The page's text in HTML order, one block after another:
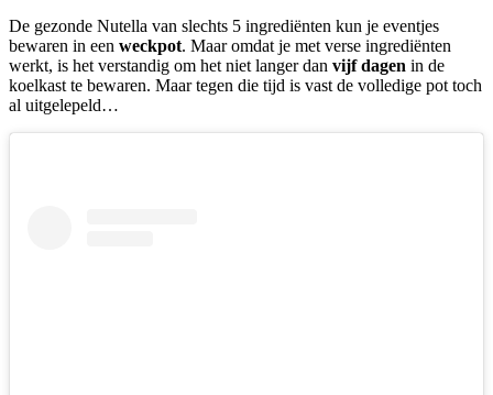
De gezonde Nutella van slechts 5 ingrediënten kun je eventjes
bewaren in een weckpot. Maar omdat je met verse ingrediënten
werkt, is het verstandig om het niet langer dan vijf dagen in de
koelkast te bewaren. Maar tegen die tijd is vast de volledige pot toch
al uitgelepeld…